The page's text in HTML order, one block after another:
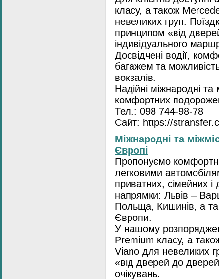
класу, а також
невеликих груп.
принципом «від
індивідуального
Досвідчені водії,
багажем та
вокзалів.
Надійні міжнародні
комфортних
Тел.: 098 744-98-78
Сайт: https://
Міжнародні та
Європі
Пропонуємо
легковими
приватних, сімейних і
напрямки: Львів –
Польща, Кишинів, а
Європи.
У нашому
Premium класу, а
Viano для невеликих
«від дверей до
очікувань.